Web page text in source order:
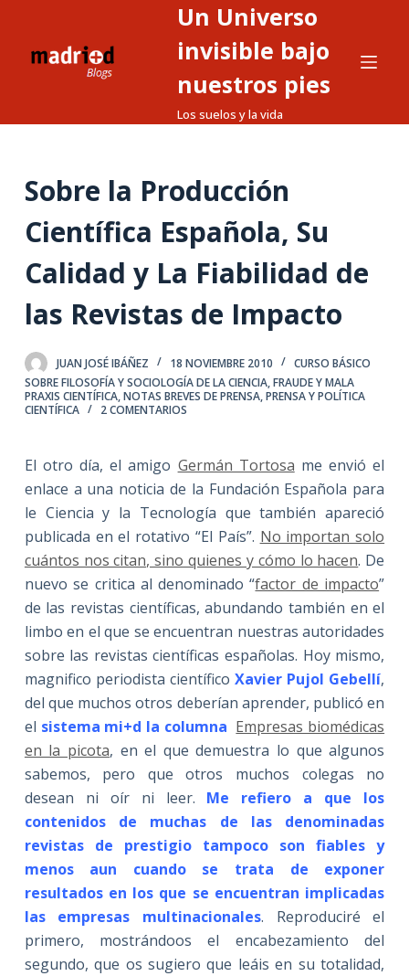
o
n
d
o
Un Universo
invisible bajo
nuestros pies
Los suelos y la vida
Sobre la Producción
Científica Española, Su
Calidad y La Fiabilidad de
las Revistas de Impacto
JUAN JOSÉ IBÁÑEZ 18 NOVIEMBRE 2010
CURSO BÁSICO
SOBRE FILOSOFÍA Y SOCIOLOGÍA DE LA CIENCIA,FRAUDE Y MALA
PRAXIS CIENTÍFICA,NOTAS BREVES DE PRENSA,PRENSA Y POLÍTICA
CIENTÍFICA
2 COMENTARIOS
El otro día, el amigo Germán Tortosa me envió el
enlace a una noticia de la Fundación Española para
le Ciencia y la Tecnología que también apareció
publicada en el rotativo “El País”. No importan solo
cuántos nos citan, sino quienes y cómo lo hacen. De
nuevo se critica al denominado “factor de impacto”
de las revistas científicas, abundando también en el
limbo en el que se encuentran nuestras autoridades
sobre las revistas científicas españolas. Hoy mismo,
magnifico periodista científico Xavier Pujol Gebellí,
del que muchos otros deberían aprender, publicó en
el sistema mi+d la columna Empresas biomédicas
en la picota, en el que demuestra lo que algunos
sabemos, pero que otros muchos colegas no
desean ni oír ni leer.
Me refiero a que los
contenidos de muchas de las denominadas
revistas de prestigio tampoco son fiables y
menos aun cuando se trata de exponer
resultados en los que se encuentran implicadas
las empresas multinacionales. Reproduciré el
primero, mostrándoos el encabezamiento del
segundo, que os sugiero que leáis en su totalidad,